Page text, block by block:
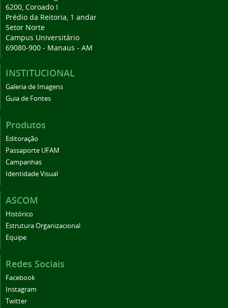
6200, Coroado I
Prédio da Reitoria, 1 andar
Setor Norte
Campus Universitário
69080-900 - Manaus - AM
INSTITUCIONAL
Galeria de Imagens
Guia de Fontes
Produtos
Editoração
Passaporte UFAM
Campanhas
Identidade Visual
ASCOM
Histórico
Estrutura Organizacional
Equipe
Redes Sociais
Facebook
Instagram
Twitter